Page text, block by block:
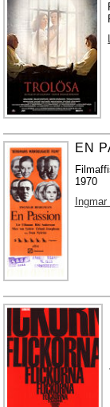
EN
1970